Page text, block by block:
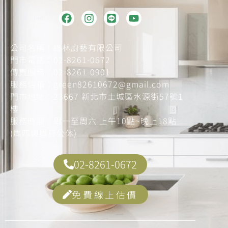
公司名稱：綠林廚藝有限公司
門市電話：
02-8261-0672
傳真服務：
02-8261-0901
服務信箱：
green82610672@gmail.com
門市地址：
23667 新北市土城區水源街57號1
樓
服務時間：周一至周六 上午10點~晚上18點
(周四與周日公休)
02-8261-0672
免費線上估價